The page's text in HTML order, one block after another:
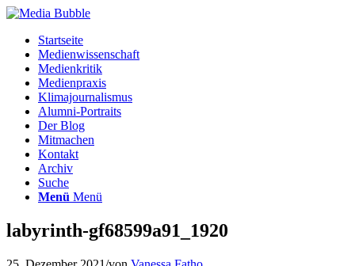
Startseite
Medienwissenschaft
Medienkritik
Medienpraxis
Klimajournalismus
Alumni-Portraits
Der Blog
Mitmachen
Kontakt
Archiv
Suche
Menü Menü
labyrinth-gf68599a91_1920